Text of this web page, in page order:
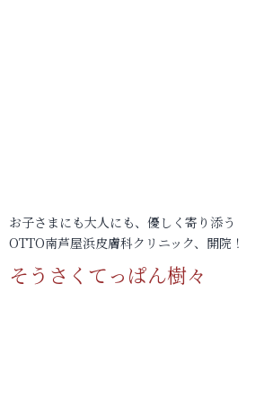
お子さまにも大人にも、優しく寄り添う
OTTO南芦屋浜皮膚科クリニック、開院！
そうさくてっぱん樹々